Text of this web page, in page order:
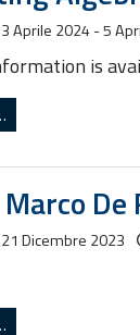
Aprile 2024 - 5
is
Dicembre 2023